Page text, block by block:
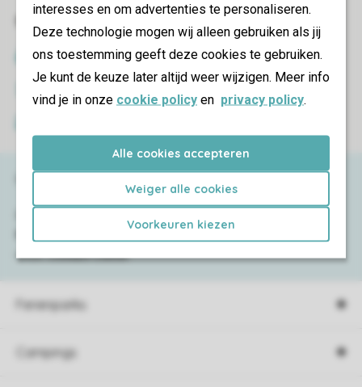
interesses en om advertenties te personaliseren.
Deze technologie mogen wij alleen gebruiken als jij
ons toestemming geeft deze cookies te gebruiken.
Je kunt de keuze later altijd weer wijzigen. Meer info
vind je in onze cookie policy en privacy policy.
Alle cookies accepteren
Weiger alle cookies
Voorkeuren kiezen
Sicher und schnell zur Online-Buchung
SSL-Verschlüsselung
Ferienparks
Campings
Haben Sie Fragen?